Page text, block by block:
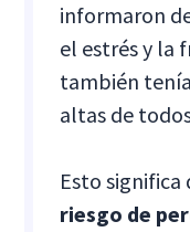
informaron
el estrés y la
también
altas de
Esto significa
riesgo de